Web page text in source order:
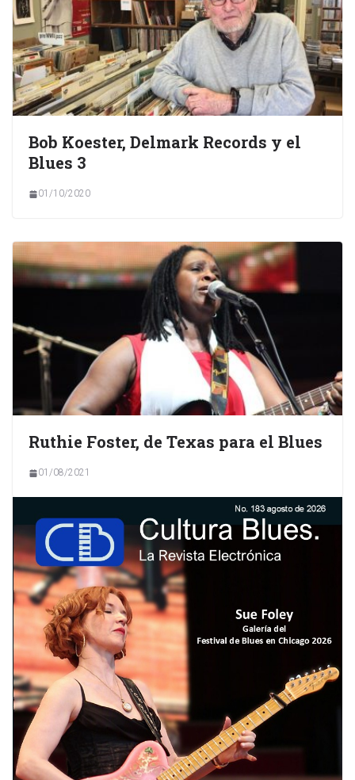
Bob Koester, Delmark Records y el
Blues 3
01/10/2020
Ruthie Foster, de Texas para el Blues
01/08/2021